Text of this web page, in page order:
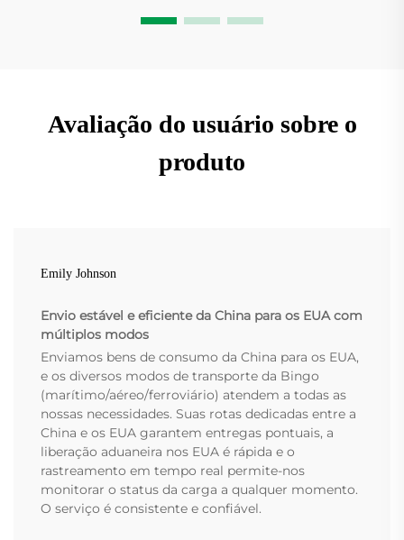
Avaliação do usuário sobre o
produto
Emily Johnson
Envio estável e eficiente da China para os EUA com
múltiplos modos
Enviamos bens de consumo da China para os EUA,
e os diversos modos de transporte da Bingo
(marítimo/aéreo/ferroviário) atendem a todas as
nossas necessidades. Suas rotas dedicadas entre a
China e os EUA garantem entregas pontuais, a
liberação aduaneira nos EUA é rápida e o
rastreamento em tempo real permite-nos
monitorar o status da carga a qualquer momento.
O serviço é consistente e confiável.